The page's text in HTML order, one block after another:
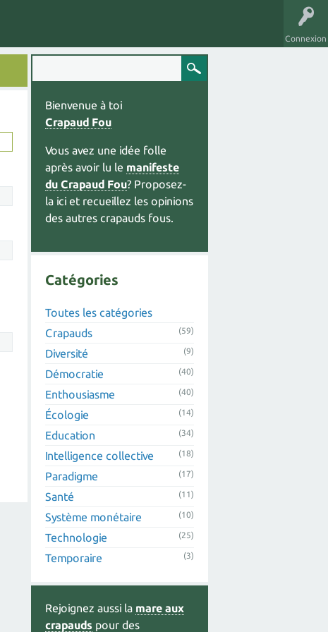
Connexion
Bienvenue à toi
Crapaud Fou
Vous avez une idée folle
après avoir lu le manifeste
du Crapaud Fou? Proposez-
la ici et recueillez les opinions
des autres crapauds fous.
Catégories
Toutes les catégories
Crapauds
(59)
Diversité (9)
Démocratie (40)
Enthousiasme (40)
Écologie (14)
Education (34)
Intelligence collective (18)
Paradigme (17)
Santé (11)
Système monétaire (10)
Technologie (25)
Temporaire (3)
Rejoignez aussi la mare aux
crapauds pour des